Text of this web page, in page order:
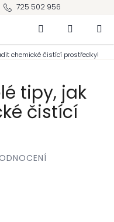
725 502 956
Hledat NÁKUPNÍ
KOŠÍK
chemické čistící prostředky!
tipy, jak
čistící